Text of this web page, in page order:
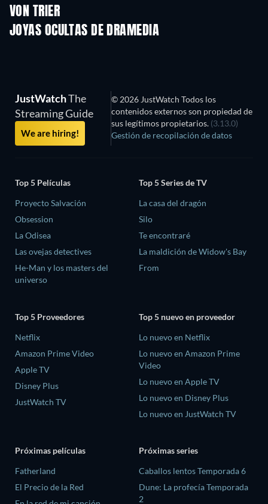
VON TRIER
JOYAS OCULTAS DE DRAMEDIA
JustWatchThe
Streaming Guide
We are hiring!
© 2026 JustWatch Todos los
contenidos externos son propiedad de
sus legítimos propietarios. (3.13.0)
Gestión de recopilación de datos
Top 5 Películas
Proyecto Salvación
Obsession
La Odisea
Las ovejas detectives
He-Man y los masters del
universo
Top 5 Series de TV
La casa del dragón
Silo
Te encontraré
La maldición de Widow's Bay
From
Top 5 Proveedores
Netflix
Amazon Prime Video
Apple TV
Disney Plus
JustWatch TV
Top 5 nuevo en proveedor
Lo nuevo en Netflix
Lo nuevo en Amazon Prime
Video
Lo nuevo en Apple TV
Lo nuevo en Disney Plus
Lo nuevo en JustWatch TV
Próximas películas
Fatherland
El Precio de la Red
Próximas series
Caballos lentos Temporada 6
Dune: La profecía Temporada
2